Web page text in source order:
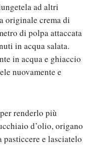
ad altri
originale crema di
di polpa attaccata
in acqua salata.
in acqua e ghiaccio
nuovamente e
renderlo più
d’olio, origano
pasticcere e lasciatelo